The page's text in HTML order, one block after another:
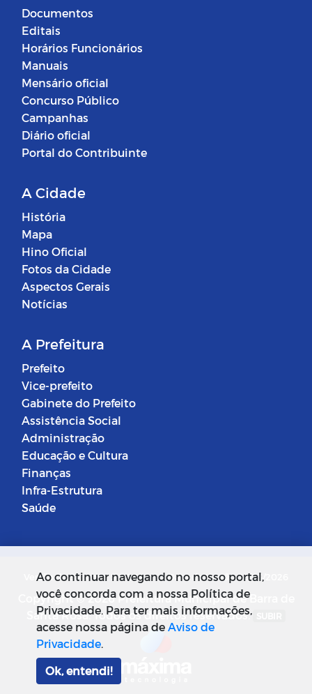
Documentos
Editais
Horários Funcionários
Manuais
Mensário oficial
Concurso Público
Campanhas
Diário oficial
Portal do Contribuinte
A Cidade
História
Mapa
Hino Oficial
Fotos da Cidade
Aspectos Gerais
Notícias
A Prefeitura
Prefeito
Vice-prefeito
Gabinete do Prefeito
Assistência Social
Administração
Educação e Cultura
Finanças
Infra-Estrutura
Saúde
Versão do Sistema: 5.0.268 Data da Versão: 18/03/2026
Copyright © 2026 Prefeitura Municipal de Barra de
Santa Rosa. Todos os direitos reservados.
Ao continuar navegando no nosso portal,
você concorda com a nossa Política de
Privacidade. Para ter mais informações,
acesse nossa página deAviso de
Privacidade.
Ok, entendi!